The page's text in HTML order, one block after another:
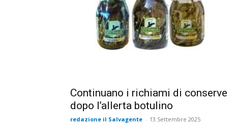
Continuano i richiami di conserve
dopo l’allerta botulino
redazione il Salvagente - 13 Settembre 2025